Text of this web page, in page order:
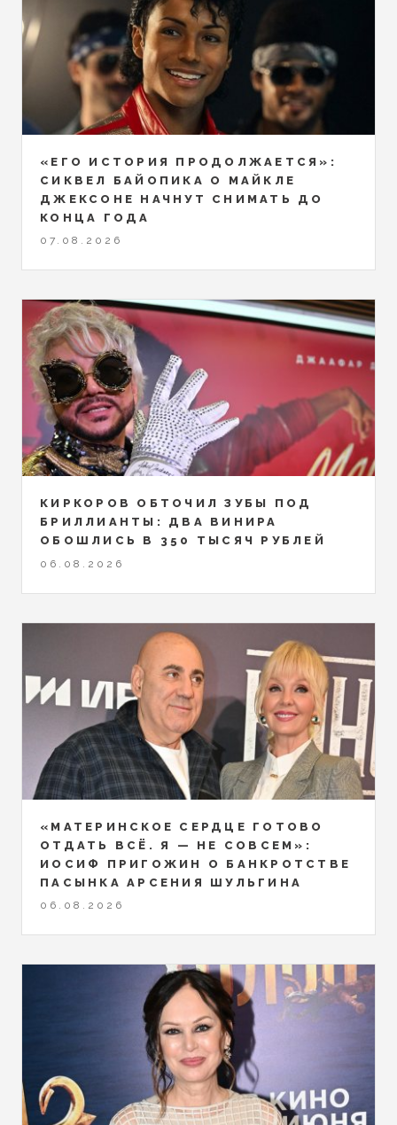
«ЕГО ИСТОРИЯ ПРОДОЛЖАЕТСЯ»:
СИКВЕЛ БАЙОПИКА О МАЙКЛЕ
ДЖЕКСОНЕ НАЧНУТ СНИМАТЬ ДО
КОНЦА ГОДА
07.08.2026
КИРКОРОВ ОБТОЧИЛ ЗУБЫ ПОД
БРИЛЛИАНТЫ: ДВА ВИНИРА
ОБОШЛИСЬ В 350 ТЫСЯЧ РУБЛЕЙ
06.08.2026
«МАТЕРИНСКОЕ СЕРДЦЕ ГОТОВО
ОТДАТЬ ВСЁ. Я — НЕ СОВСЕМ»:
ИОСИФ ПРИГОЖИН О БАНКРОТСТВЕ
ПАСЫНКА АРСЕНИЯ ШУЛЬГИНА
06.08.2026